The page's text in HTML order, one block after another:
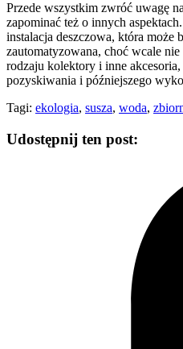
Przede wszystkim zwróć uwagę
zapominać też o innych
instalacja deszczowa, która może
zautomatyzowana, choć wcale
rodzaju kolektory i inne
pozyskiwania i późniejszego
Tagi: ekologia, susza, woda,
Udostępnij ten post: